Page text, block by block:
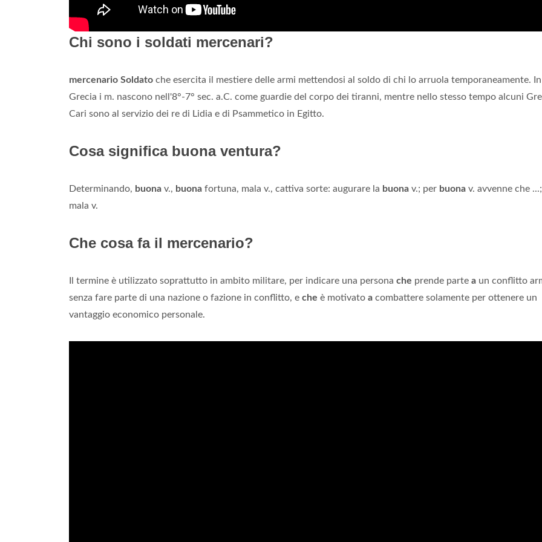
Chi sono i soldati mercenari?
mercenario Soldato che esercita il mestiere delle armi mettendosi al soldo di chi lo arruola temporaneamente. In
Grecia i m. nascono nell'8°-7° sec. a.C. come guardie del corpo dei tiranni, mentre nello stesso tempo alcuni
Cari sono al servizio dei re di Lidia e di Psammetico in Egitto.
Cosa significa buona ventura?
Determinando, buona v., buona fortuna, mala v., cattiva sorte: augurare la buona v.; per buona v. avvenne che
mala v.
Che cosa fa il mercenario?
Il termine è utilizzato soprattutto in ambito militare, per indicare una persona che prende parte a un conflitto
senza fare parte di una nazione o fazione in conflitto, e che è motivato a combattere solamente per ottenere un
vantaggio economico personale.